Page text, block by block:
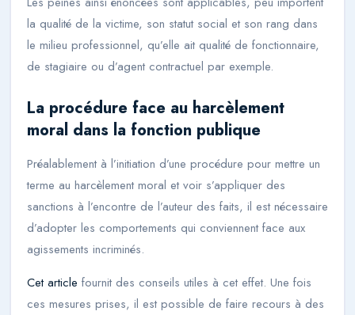
la qualité de la victime, son statut social et son rang dans
le milieu professionnel, qu’elle ait qualité de fonctionnaire,
de stagiaire ou d’agent contractuel par exemple.
La procédure face au harcèlement
moral dans la fonction publique
Préalablement à l’initiation d’une procédure pour mettre un
terme au harcèlement moral et voir s’appliquer des
sanctions à l’encontre de l’auteur des faits, il est nécessaire
d’adopter les comportements qui conviennent face aux
agissements incriminés.
Cet article fournit des conseils utiles à cet effet. Une fois
ces mesures prises, il est possible de faire recours à des